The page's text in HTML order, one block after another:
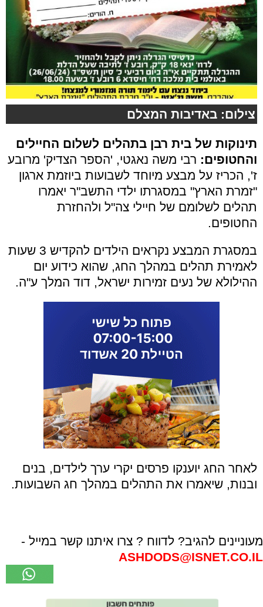
צילום: באדיבות המצלם
תינוקות של בית רבן בתהלים לשלום החיילים
והחטופים: רבי משה נאגטי, 'הספר הצדיק' מרובע
ז', הכריז על מבצע מיוחד לשבועות ביוזמת ארגון
"זמרת הארץ" במסגרתו ילדי התשב"ר יאמרו
תהלים לשלומם של חיילי צה"ל ולהחזרת
החטופים.
במסגרת המבצע נקראים הילדים להקדיש 3 שעות
לאמירת תהלים במהלך החג, שהוא כידוע יום
ההילולא של נעים זמירות ישראל, דוד המלך ע"ה.
לאחר החג יוענקו פרסים יקרי ערך לילדים, בנים
ובנות, שיאמרו את התהלים במהלך חג השבועות.
מעוניינים להגיב? לדווח ? צרו איתנו קשר במייל -
ASHDODS@ISNET.CO.IL